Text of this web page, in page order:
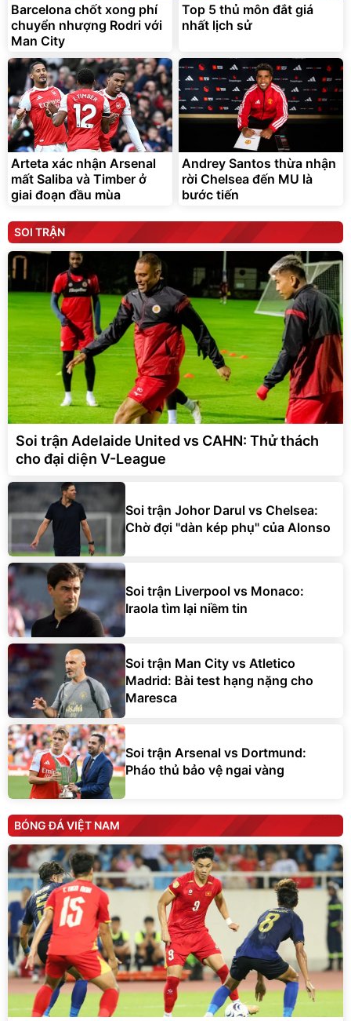
Barcelona chốt xong phí
chuyển nhượng Rodri với
Man City
Top 5 thủ môn đắt giá
nhất lịch sử
Arteta xác nhận Arsenal
mất Saliba và Timber ở
giai đoạn đầu mùa
Andrey Santos thừa nhận
rời Chelsea đến MU là
bước tiến
SOI TRẬN
Soi trận Adelaide United vs CAHN: Thử thách
cho đại diện V-League
Soi trận Johor Darul vs Chelsea:
Chờ đợi "dàn kép phụ" của Alonso
Soi trận Liverpool vs Monaco:
Iraola tìm lại niềm tin
Soi trận Man City vs Atletico
Madrid: Bài test hạng nặng cho
Maresca
Soi trận Arsenal vs Dortmund:
Pháo thủ bảo vệ ngai vàng
BÓNG ĐÁ VIỆT NAM